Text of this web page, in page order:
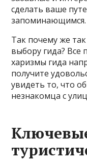
сделать ваше
запоминающимся.
Так почему же
выбору гида? Все
харизмы гида
получите
увидеть то, что
незнакомца с